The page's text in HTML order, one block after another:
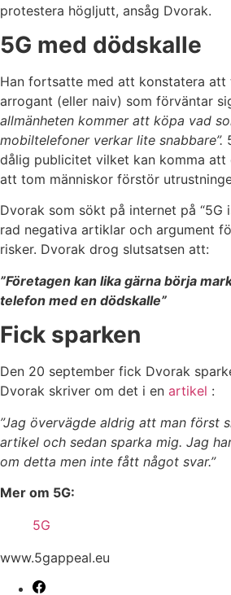
protestera högljutt, ansåg Dvorak.
5G med dödskalle
Han fortsatte med att konstatera att
arrogant (eller naiv) som förväntar
allmänheten kommer att köpa vad
mobiltelefoner verkar lite snabbare”.
dålig publicitet vilket kan komma att
att tom människor förstör
Dvorak som sökt på internet på “5G
rad negativa artiklar och argument
risker. Dvorak drog slutsatsen att:
”Företagen kan lika gärna börja
telefon med en dödskalle”
Fick sparken
Den 20 september fick Dvorak
Dvorak skriver om det i en artikel :
”Jag övervägde aldrig att man först
artikel och sedan sparka mig. Jag
om detta men inte fått något svar.”
Mer om 5G:
5G
www.5gappeal.eu